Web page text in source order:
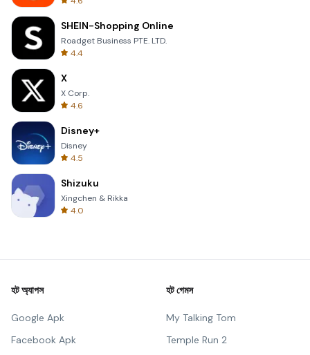
SHEIN-Shopping Online
Roadget Business PTE. LTD.
4.4
X
X Corp.
4.6
Disney+
Disney
4.5
Shizuku
Xingchen & Rikka
4.0
হট অ্যাপস
Google Apk
Facebook Apk
হট গেমস
My Talking Tom
Temple Run 2